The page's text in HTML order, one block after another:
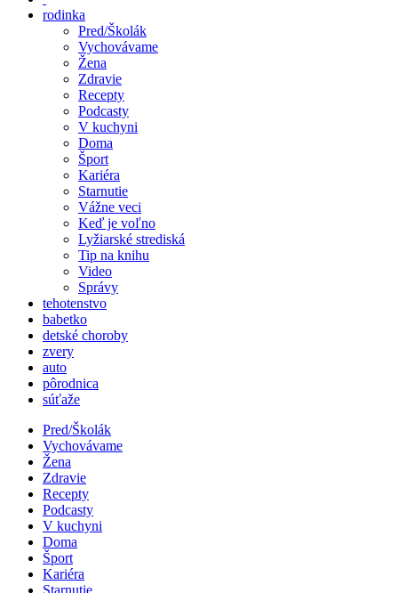
rodinka
Pred/Školák
Vychovávame
Žena
Zdravie
Recepty
Podcasty
V kuchyni
Doma
Šport
Kariéra
Starnutie
Vážne veci
Keď je voľno
Lyžiarské strediská
Tip na knihu
Video
Správy
tehotenstvo
babetko
detské choroby
zvery
auto
pôrodnica
súťaže
Pred/Školák
Vychovávame
Žena
Zdravie
Recepty
Podcasty
V kuchyni
Doma
Šport
Kariéra
Starnutie